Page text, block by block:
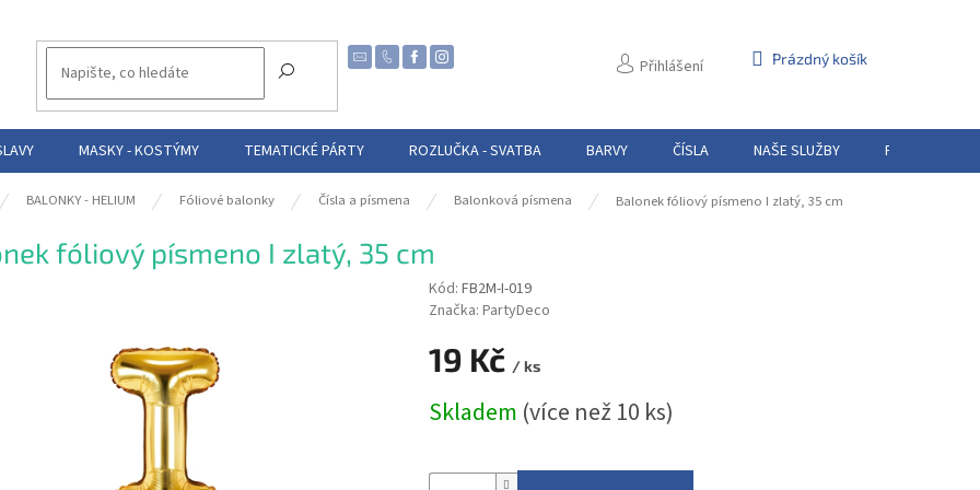
Přihlášení
NÁKUPNÍ
Prázdný košík
MASKY - KOSTÝMY TEMATICKÉ PÁRTY ROZLUČKA - SVATBA BARVY ČÍSLA NAŠE SLUŽBY PŮJČOVNA
BALONKY - HELIUM Fóliové balonky Čísla a písmena Balonková písmena Balonek fóliový písmeno I zlatý, 35 cm
fóliový písmeno I zlatý, 35 cm
Kód: FB2M-I-019
Značka: PartyDeco
19 Kč / ks
cena:
Skladem (více než 10 ks)